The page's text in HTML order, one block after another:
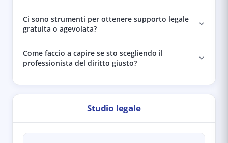
Ci sono strumenti per ottenere supporto legale
gratuita o agevolata?
Come faccio a capire se sto scegliendo il
professionista del diritto giusto?
Studio legale